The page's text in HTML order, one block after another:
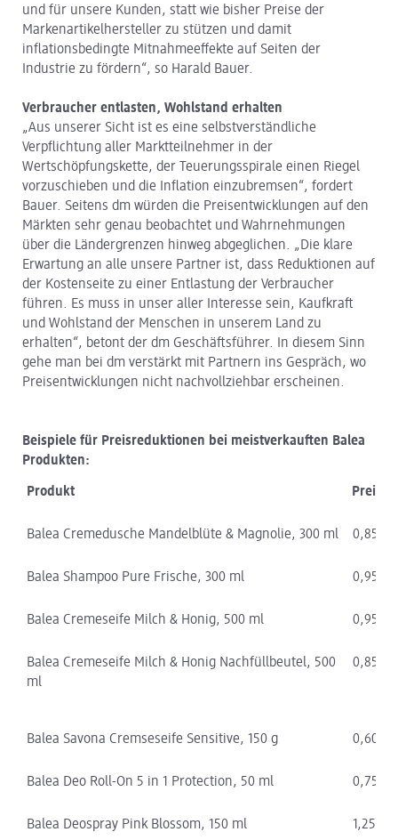
und für unsere Kunden, statt wie bisher Preise der
Markenartikelhersteller zu stützen und damit
inflationsbedingte Mitnahmeeffekte auf Seiten der
Industrie zu fördern“, so Harald Bauer.
Verbraucher entlasten, Wohlstand erhalten
„Aus unserer Sicht ist es eine selbstverständliche
Verpflichtung aller Marktteilnehmer in der
Wertschöpfungskette, der Teuerungsspirale einen Riegel
vorzuschieben und die Inflation einzubremsen“, fordert
Bauer. Seitens dm würden die Preisentwicklungen auf den
Märkten sehr genau beobachtet und Wahrnehmungen
über die Ländergrenzen hinweg abgeglichen. „Die klare
Erwartung an alle unsere Partner ist, dass Reduktionen auf
der Kostenseite zu einer Entlastung der Verbraucher
führen. Es muss in unser aller Interesse sein, Kaufkraft
und Wohlstand der Menschen in unserem Land zu
erhalten“, betont der dm Geschäftsführer. In diesem Sinn
gehe man bei dm verstärkt mit Partnern ins Gespräch, wo
Preisentwicklungen nicht nachvollziehbar erscheinen.
Beispiele für Preisreduktionen bei meistverkauften Balea
Produkten:
Produkt Preis
Balea Cremedusche Mandelblüte & Magnolie, 300 ml 0,85 €
Balea Shampoo Pure Frische, 300 ml 0,95 €
Balea Cremeseife Milch & Honig, 500 ml 0,95 €
Balea Cremeseife Milch & Honig Nachfüllbeutel, 500
ml
0,85 €
Balea Savona Cremseseife Sensitive, 150 g 0,60 €
Balea Deo Roll-On 5 in 1 Protection, 50 ml 0,75 €
Balea Deospray Pink Blossom, 150 ml 1,25 €